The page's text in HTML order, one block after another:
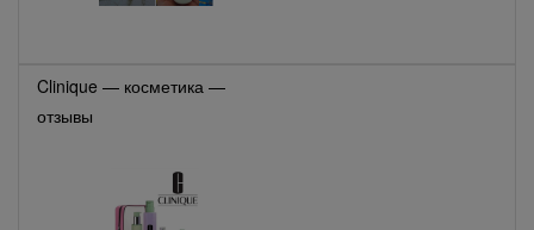
Clinique — косметика —
отзывы